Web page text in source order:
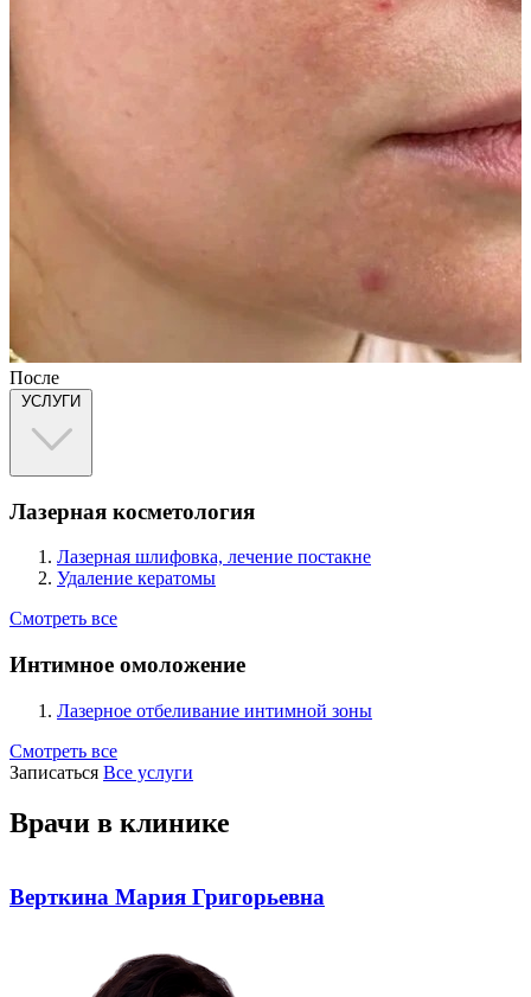
После
УСЛУГИ
Лазерная косметология
Лазерная шлифовка, лечение постакне
Удаление кератомы
Смотреть все
Интимное омоложение
Лазерное отбеливание интимной зоны
Смотреть все
Записаться Все услуги
Врачи в клинике
Верткина Мария Григорьевна